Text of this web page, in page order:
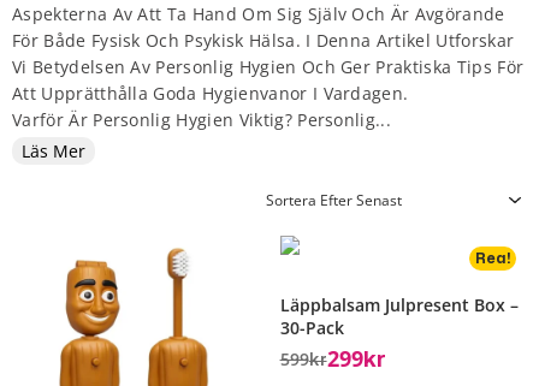
Aspekterna Av Att Ta Hand Om Sig Själv Och Är Avgörande
För Både Fysisk Och Psykisk Hälsa. I Denna Artikel Utforskar
Vi Betydelsen Av Personlig Hygien Och Ger Praktiska Tips För
Att Upprätthålla Goda Hygienvanor I Vardagen.
Varför Är Personlig Hygien Viktig? Personlig...
Läs Mer
Rea!
Läppbalsam Julpresent Box –
30-Pack
599Kr299Kr